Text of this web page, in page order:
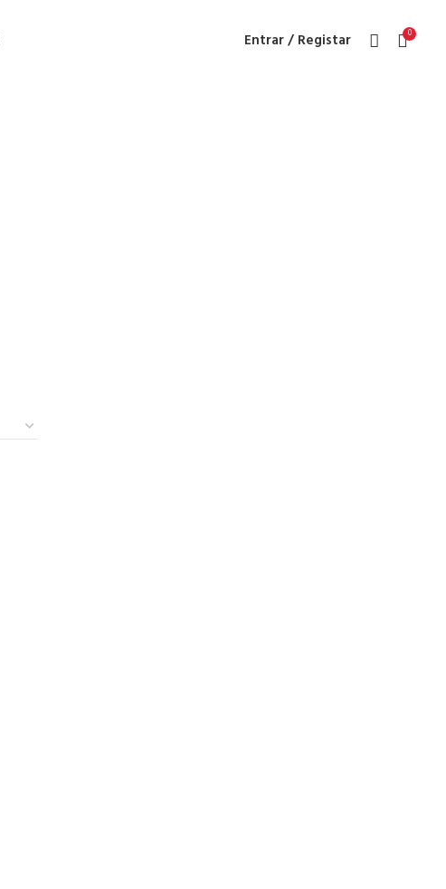
Entrar / Registar 0